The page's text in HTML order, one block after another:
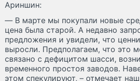
Ариншин:
— В марте мы покупали новые
цена была старой. А недавно
предложения и увидели, что
выросли. Предполагаем, что это
связано с дефицитом шасси,
временного простоя заводов.
этом спекулируют, – отмечает